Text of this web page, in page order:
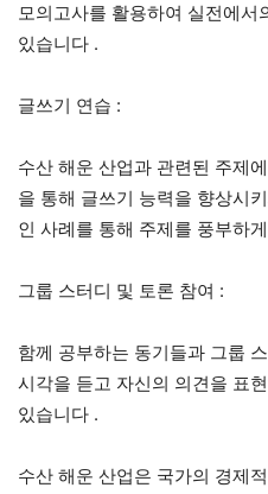
모의고사를 활용하여 실전에서
있습니다 .
글쓰기 연습 :
수산 해운 산업과 관련된 주제
을 통해 글쓰기 능력을 향상시
인 사례를 통해 주제를 풍부하
그룹 스터디 및 토론 참여 :
함께 공부하는 동기들과 그룹
시각을 듣고 자신의 의견을 표
있습니다 .
수산 해운 산업은 국가의 경제